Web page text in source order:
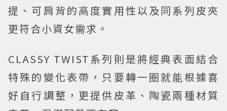
提、可肩背的高度實用性以及同系列皮夾
更符合小資女需求。
CLASSY TWIST系列則是將經典表面結合
特殊的變化表帶，只要轉一圈就能根據喜
好自行調整，更提供皮革、陶瓷兩種材質